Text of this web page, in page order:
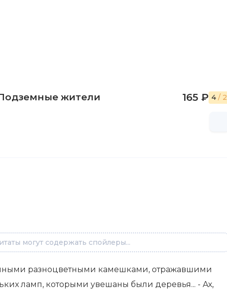
жители
165 ₽ 4 / 2
могут содержать спойлеры...
разноцветными камешками, отражавшими
ламп, которыми увешаны были деревья... - Ах,